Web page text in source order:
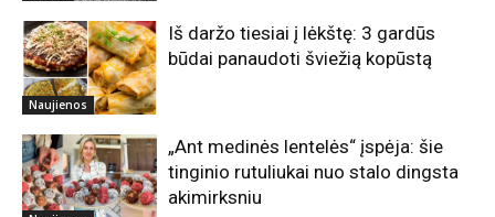
Naujienos
Iš daržo tiesiai į lėkštę: 3 gardūs
būdai panaudoti šviežią kopūstą
„Ant medinės lentelės“ įspėja: šie
tinginio rutuliukai nuo stalo dingsta
akimirksniu